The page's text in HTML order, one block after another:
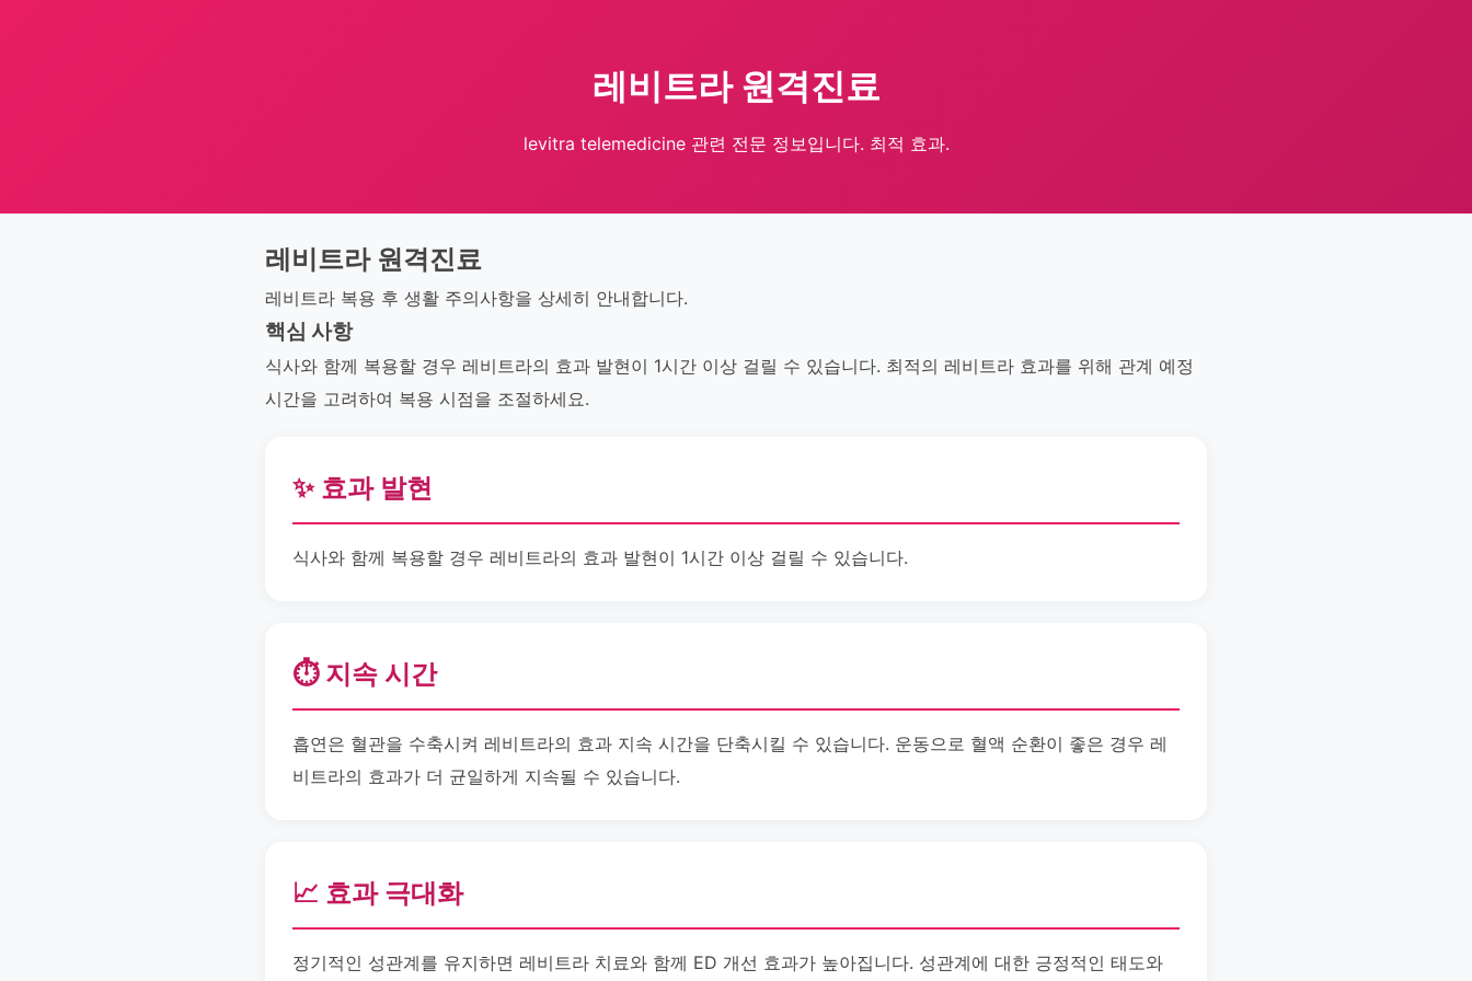
레비트라 원격진료
levitra telemedicine 관련 전문 정보입니다. 최적 효과.
레비트라 원격진료
레비트라 복용 후 생활 주의사항을 상세히 안내합니다.
핵심 사항
식사와 함께 복용할 경우 레비트라의 효과 발현이 1시간 이상 걸릴 수 있습니다. 최적의 레비트라 효과를 위해 관계 예정
시간을 고려하여 복용 시점을 조절하세요.
✨ 효과 발현
식사와 함께 복용할 경우 레비트라의 효과 발현이 1시간 이상 걸릴 수 있습니다.
⏱️ 지속 시간
흡연은 혈관을 수축시켜 레비트라의 효과 지속 시간을 단축시킬 수 있습니다. 운동으로 혈액 순환이 좋은 경우 레
비트라의 효과가 더 균일하게 지속될 수 있습니다.
📈 효과 극대화
정기적인 성관계를 유지하면 레비트라 치료와 함께 ED 개선 효과가 높아집니다. 성관계에 대한 긍정적인 태도와